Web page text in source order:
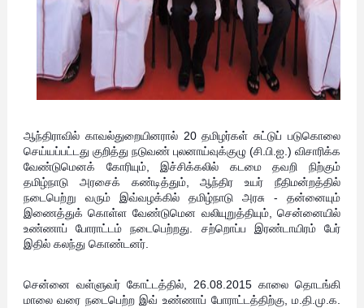
ஆந்திராவில் காவல்துறையினரால் 20 தமிழர்கள் சுட்டுப் படுகொலை
செய்யப்பட்டது குறித்து நடுவண் புலனாய்வுக்குழு (சி.பி.ஐ.) விசாரிக்க
வேண்டுமெனக் கோரியும், இச்சிக்கலில் கடமை தவறி நிற்கும்
தமிழ்நாடு அரசைக் கண்டித்தும், ஆந்திர உயர் நீதிமன்றத்தில்
நடைபெற்று வரும் இவ்வழக்கில் தமிழ்நாடு அரசு - தன்னையும்
இணைத்துக் கொள்ள வேண்டுமென வலியுறுத்தியும், சென்னையில்
உண்ணாப் போராட்டம் நடைபெற்றது. சற்றொப்ப இரண்டாயிரம் பேர்
இதில் கலந்து கொண்டனர்.
சென்னை வள்ளுவர் கோட்டத்தில், 26.08.2015 காலை தொடங்கி
மாலை வரை நடைபெற்ற இவ் உண்ணாப் போராட்டத்திற்கு, ம.தி.மு.க.